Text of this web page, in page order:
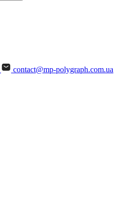
contact@mp-polygraph.com.ua